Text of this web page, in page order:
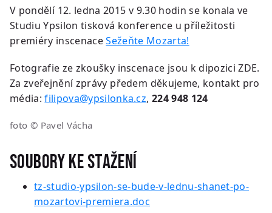
V pondělí 12. ledna 2015 v 9.30 hodin se konala ve
Studiu Ypsilon tisková konference u příležitosti
premiéry inscenaceSežeňte Mozarta!
Fotografie ze zkoušky inscenace jsou k dipozici ZDE.
Za zveřejnění zprávy předem děkujeme, kontakt pro
média:filipova@ypsilonka.cz, 224 948 124
foto © Pavel Vácha
Soubory ke stažení
tz-studio-ypsilon-se-bude-v-lednu-shanet-po-
mozartovi-premiera.doc